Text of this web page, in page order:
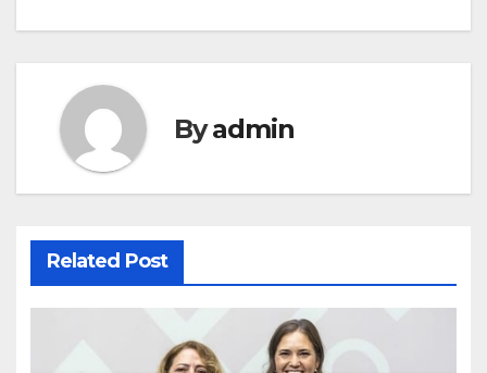
Byadmin
Related Post